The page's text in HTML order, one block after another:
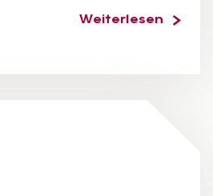
Weiterlesen